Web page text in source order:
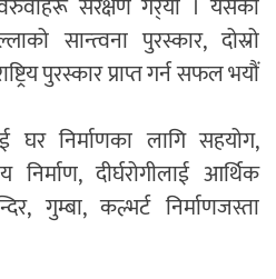
सान्त्वना पुरस्कार, दोस्रो
पुरस्कार प्राप्त गर्न सफल भयौं
घर निर्माणका लागि सहयोग,
निर्माण, दीर्घरोगीलाई आर्थिक
गुम्बा, कल्भर्ट निर्माणजस्ता